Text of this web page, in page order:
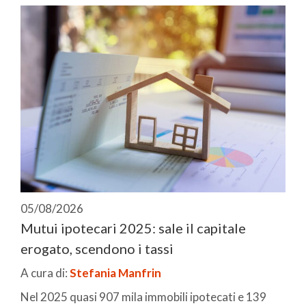
05/08/2026
Mutui ipotecari 2025: sale il capitale
erogato, scendono i tassi
A cura di:Stefania Manfrin
Nel 2025 quasi 907 mila immobili ipotecati e 139